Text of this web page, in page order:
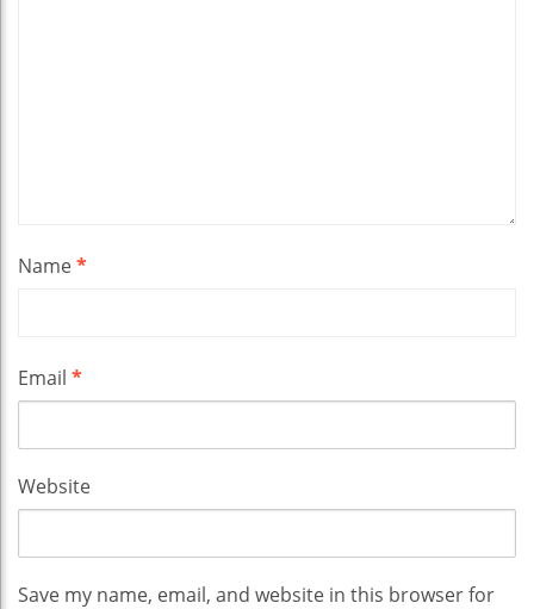
Name*
Email *
Website
Save my name, email, and website in this browser for